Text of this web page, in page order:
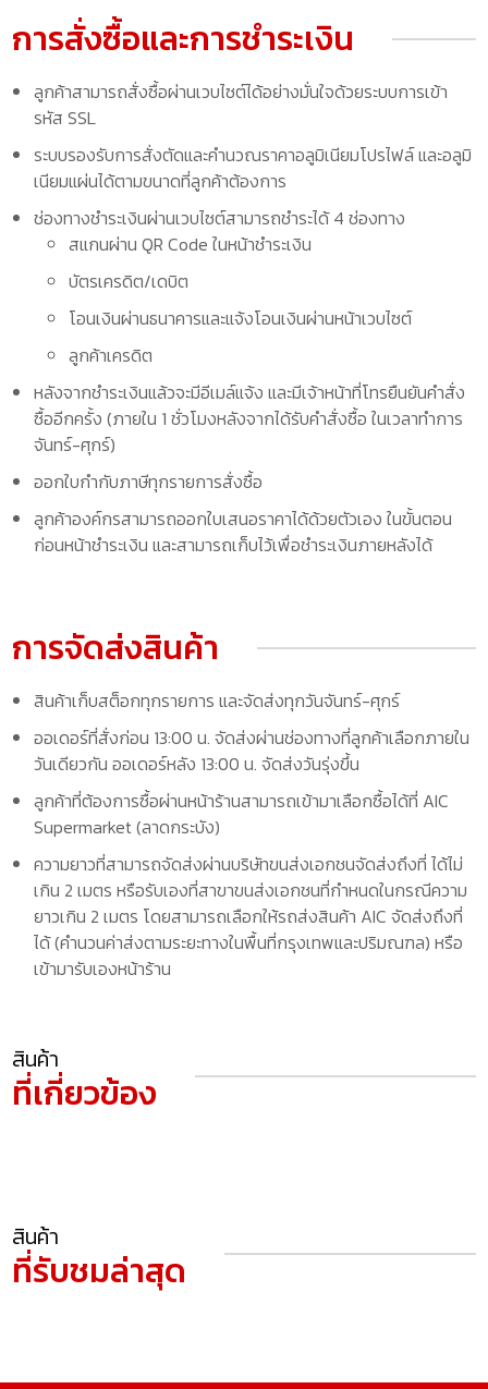
การสั่งซื้อและการชำระเงิน
ลูกค้าสามารถสั่งซื้อผ่านเวบไซต์ได้อย่างมั่นใจด้วยระบบการเข้า
รหัส SSL
ระบบรองรับการสั่งตัดและคำนวณราคาอลูมิเนียมโปรไฟล์ และอลูมิ
เนียมแผ่นได้ตามขนาดที่ลูกค้าต้องการ
ช่องทางชำระเงินผ่านเวบไซต์สามารถชำระได้ 4 ช่องทาง
สแกนผ่าน QR Code ในหน้าชำระเงิน
บัตรเครดิต/เดบิต
โอนเงินผ่านธนาคารและแจ้งโอนเงินผ่านหน้าเวบไซต์
ลูกค้าเครดิต
หลังจากชำระเงินแล้วจะมีอีเมล์แจ้ง และมีเจ้าหน้าที่โทรยืนยันคำสั่ง
ซื้ออีกครั้ง (ภายใน 1 ชั่วโมงหลังจากได้รับคำสั่งซื้อ ในเวลาทำการ
จันทร์-ศุกร์)
ออกใบกำกับภาษีทุกรายการสั่งซื้อ
ลูกค้าองค์กรสามารถออกใบเสนอราคาได้ด้วยตัวเอง ในขั้นตอน
ก่อนหน้าชำระเงิน และสามารถเก็บไว้เพื่อชำระเงินภายหลังได้
การจัดส่งสินค้า
สินค้าเก็บสต็อกทุกรายการ และจัดส่งทุกวันจันทร์-ศุกร์
ออเดอร์ที่สั่งก่อน 13:00 น. จัดส่งผ่านช่องทางที่ลูกค้าเลือกภายใน
วันเดียวกัน ออเดอร์หลัง 13:00 น. จัดส่งวันรุ่งขึ้น
ลูกค้าที่ต้องการซื้อผ่านหน้าร้านสามารถเข้ามาเลือกซื้อได้ที่ AIC
Supermarket (ลาดกระบัง)
ความยาวที่สามารถจัดส่งผ่านบริษัทขนส่งเอกชนจัดส่งถึงที่ ได้ไม่
เกิน 2 เมตร หรือรับเองที่สาขาขนส่งเอกชนที่กำหนดในกรณีความ
ยาวเกิน 2 เมตร โดยสามารถเลือกให้รถส่งสินค้า AIC จัดส่งถึงที่
ได้ (คำนวนค่าส่งตามระยะทางในพื้นที่กรุงเทพและปริมณฑล) หรือ
เข้ามารับเองหน้าร้าน
สินค้า
ที่เกี่ยวข้อง
สินค้า
ที่รับชมล่าสุด